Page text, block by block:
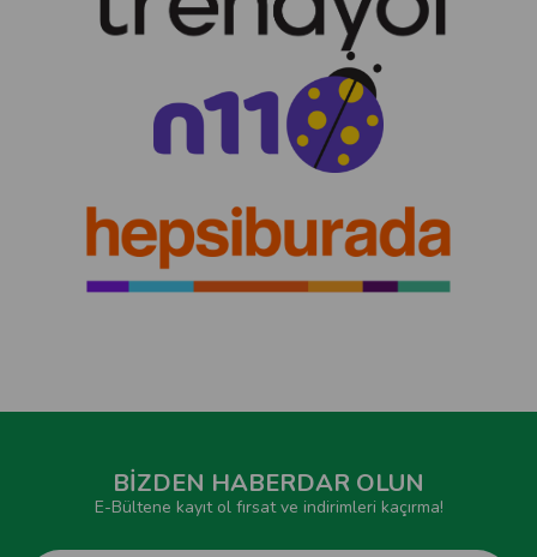
BİZDEN HABERDAR OLUN
E-Bültene kayıt ol fırsat ve indirimleri kaçırma!